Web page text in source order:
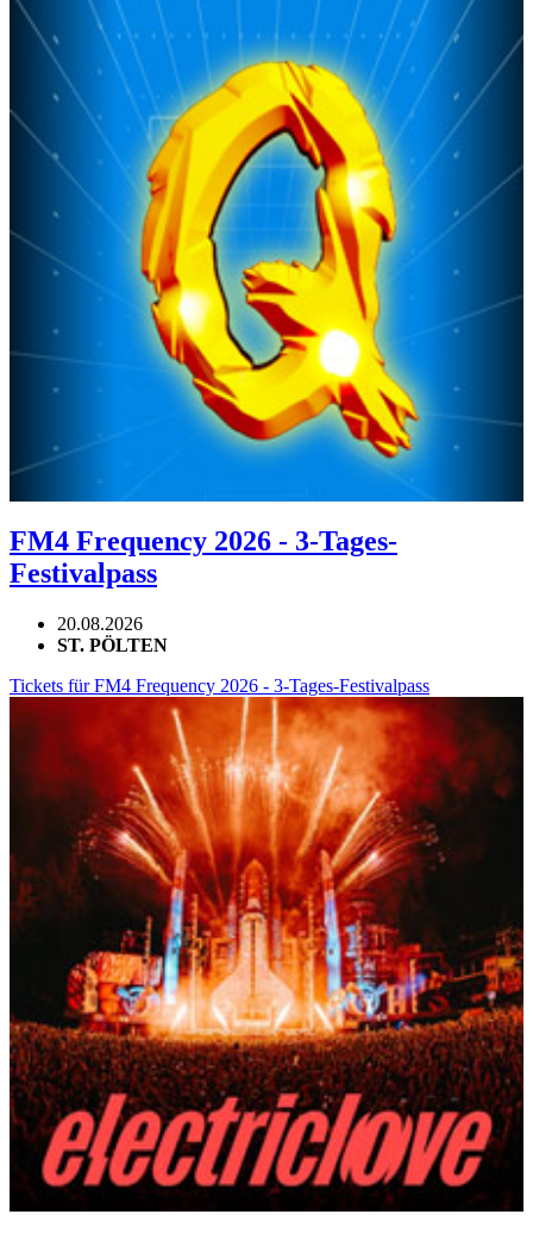
FM4 Frequency 2026 - 3-Tages-
Festivalpass
20.08.2026
ST. PÖLTEN
Tickets für FM4 Frequency 2026 - 3-Tages-Festivalpass